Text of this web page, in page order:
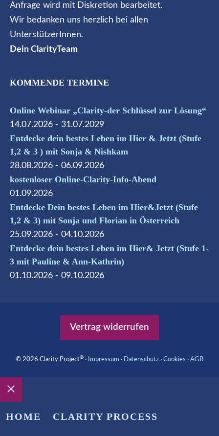
Anfrage wird mit Diskretion bearbeitet.
Wir bedanken uns herzlich bei allen
UnterstützerInnen.
Dein ClarityTeam
KOMMENDE TERMINE
Online Webinar „Clarity-der Schlüssel zur Lösung“
14.07.2026 - 31.07.2029
Entdecke dein bestes Leben im Hier & Jetzt (Stufe
1,2 & 3 ) mit Sonja & Nishkam
28.08.2026 - 06.09.2026
kostenloser Online-Clarity-Info-Abend
01.09.2026
Entdecke Dein bestes Leben im Hier&Jetzt (Stufe
1,2 & 3) mit Sonja und Florian in Österreich
25.09.2026 - 04.10.2026
Entdecke dein bestes Leben im Hier& Jetzt (Stufe 1-
3 mit Pauline & Ann-Kathrin)
01.10.2026 - 09.10.2026
Vertrag widerrufen
© 2026 Clarity Project® ∙ Impressum ∙ Datenschutz ∙ Cookies ∙ AGB
Schließen
HOME CLARITY PROCESS